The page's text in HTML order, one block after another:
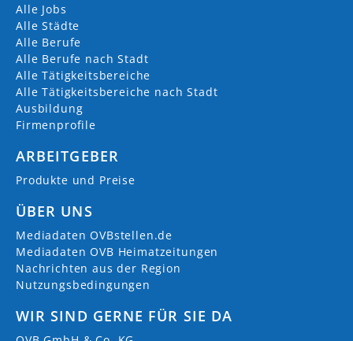
Alle Jobs
Alle Städte
Alle Berufe
Alle Berufe nach Stadt
Alle Tätigkeitsbereiche
Alle Tätigkeitsbereiche nach Stadt
Ausbildung
Firmenprofile
ARBEITGEBER
Produkte und Preise
ÜBER UNS
Mediadaten OVBstellen.de
Mediadaten OVB Heimatzeitungen
Nachrichten aus der Region
Nutzungsbedingungen
WIR SIND GERNE FÜR SIE DA